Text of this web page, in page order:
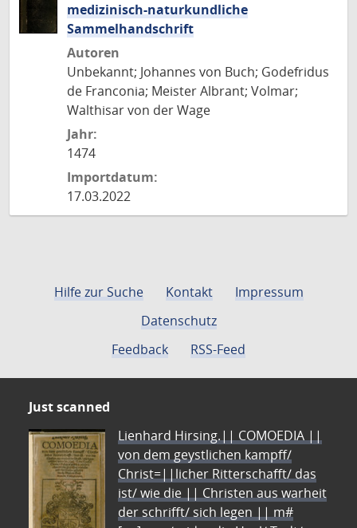
medizinisch-naturkundliche
Sammelhandschrift
Autoren
Unbekannt; Johannes von Buch; Godefridus
de Franconia; Meister Albrant; Volmar;
Walthisar von der Wage
Jahr:
1474
Importdatum:
17.03.2022
Hilfe zur Suche Kontakt
Impressum
Datenschutz
Feedback
RSS-Feed
Just scanned
Lienhard Hirsing.|| COMOEDIA ||
von dem geystlichen kampff/
Christ=||licher Ritterschafft/ das
ist/ wie die || Christen aus warheit
der schrifft/ sich legen || m#